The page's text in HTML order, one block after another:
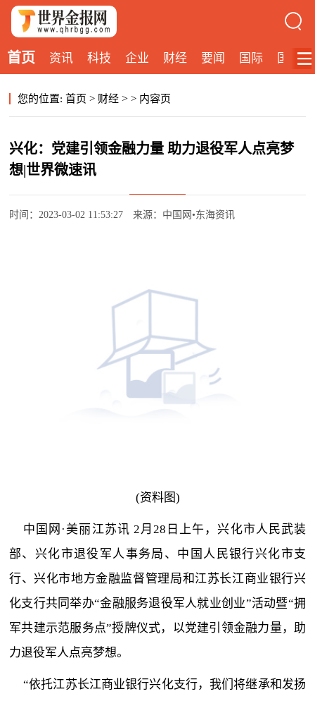
首页 资讯 科技 企业 财经 要闻 国际 国内
您的位置: 首页 > 财经 > > 内容页
兴化：党建引领金融力量 助力退役军人点亮梦
想|世界微速讯
时间：2023-03-02 11:53:27 来源：中国网•东海资讯
(资料图)
中国网·美丽江苏讯 2月28日上午，兴化市人民武装
部、兴化市退役军人事务局、中国人民银行兴化市支
行、兴化市地方金融监督管理局和江苏长江商业银行兴
化支行共同举办“金融服务退役军人就业创业”活动暨“拥
军共建示范服务点”授牌仪式，以党建引领金融力量，助
力退役军人点亮梦想。
“依托江苏长江商业银行兴化支行，我们将继承和发扬